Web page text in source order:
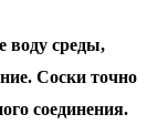
воду среды,
Соски точно
соединения.